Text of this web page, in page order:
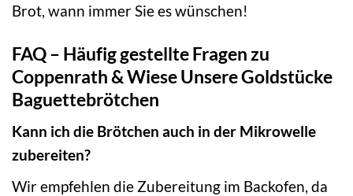
Brot, wann immer Sie es wünschen!
FAQ – Häufig gestellte Fragen zu
Coppenrath & Wiese Unsere Goldstücke
Baguettebrötchen
Kann ich die Brötchen auch in der Mikrowelle
zubereiten?
Wir empfehlen die Zubereitung im Backofen, da